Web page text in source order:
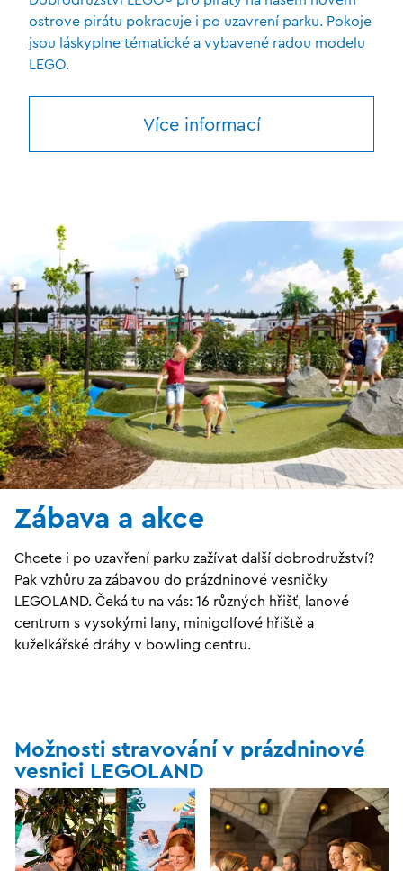
ostrove pirátu pokracuje i po uzavrení parku. Pokoje
jsou láskyplne tématické a vybavené radou modelu
LEGO.
Více informací
Zábava a akce
Chcete i po uzavření parku zažívat další dobrodružství?
Pak vzhůru za zábavou do prázdninové vesničky
LEGOLAND. Čeká tu na vás: 16 různých hřišť, lanové
centrum s vysokými lany, minigolfové hřiště a
kuželkářské dráhy v bowling centru.
Možnosti stravování v prázdninové
vesnici LEGOLAND